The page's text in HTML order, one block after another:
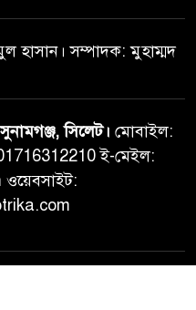
হাসান। সম্পাদক: মুহাম্মদ
সিলেট। মোবাইল:
ই-মেইল: